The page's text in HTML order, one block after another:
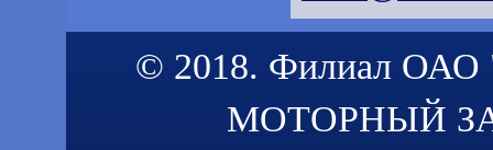
© 2018. Филиал ОАО
МОТОРНЫЙ